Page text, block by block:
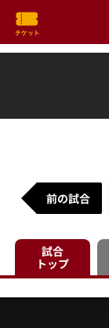
前の試合
試合
トップ